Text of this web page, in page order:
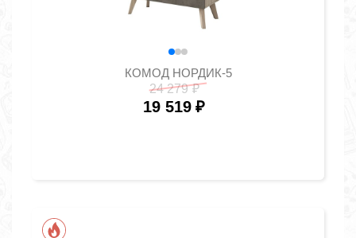
КОМОД НОРДИК-5
24 279 ₽
19 519 ₽